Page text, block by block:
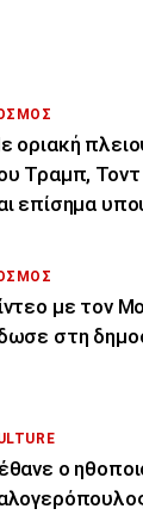
οριακή
Τραμπ,
επίσημα
με τον
στη
ο